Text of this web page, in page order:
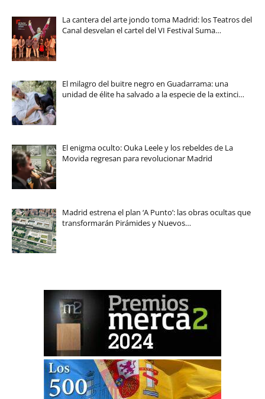
La cantera del arte jondo toma Madrid: los Teatros del
Canal desvelan el cartel del VI Festival Suma…
El milagro del buitre negro en Guadarrama: una
unidad de élite ha salvado a la especie de la extinci…
El enigma oculto: Ouka Leele y los rebeldes de La
Movida regresan para revolucionar Madrid
Madrid estrena el plan ‘A Punto’: las obras ocultas que
transformarán Pirámides y Nuevos…